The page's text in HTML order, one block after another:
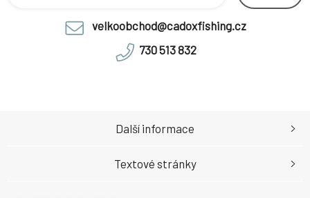
velkoobchod@cadoxfishing.cz
730 513 832
Další informace
Textové stránky